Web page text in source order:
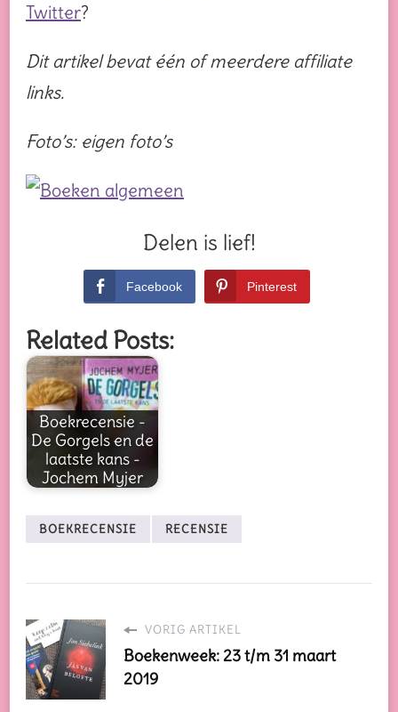
Twitter?
Dit artikel bevat één of meerdere affiliate
links.
Foto’s: eigen foto’s
Delen is lief!
Facebook Pinterest
Related Posts:
Boekrecensie -
De Gorgels en de
laatste kans -
Jochem Myjer
BOEKRECENSIE RECENSIE
VORIG ARTIKEL
Boekenweek: 23 t/m 31 maart
2019